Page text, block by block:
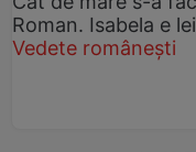
Roman. Isabela e
Vedete românești